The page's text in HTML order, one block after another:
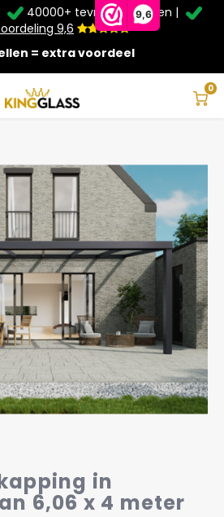
9,6
& Contact
Taal
40000+ tevreden klanten |
9,6
= extra voordeel
0
20% kortingop schuifwanden en
€20extra kassa korting*
in antraciet van 6,06 x 4 meter
in
6,06 x 4 meter